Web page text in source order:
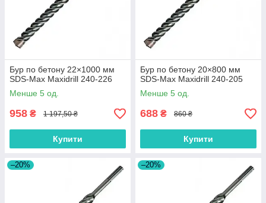
Бур по бетону 22×1000 мм
SDS-Max Maxidrill 240-226
Менше 5 од.
958 ₴ 1 197,50 ₴
Купити
Бур по бетону 20×800 мм
SDS-Max Maxidrill 240-205
Менше 5 од.
688 ₴ 860 ₴
Купити
–20% –20%